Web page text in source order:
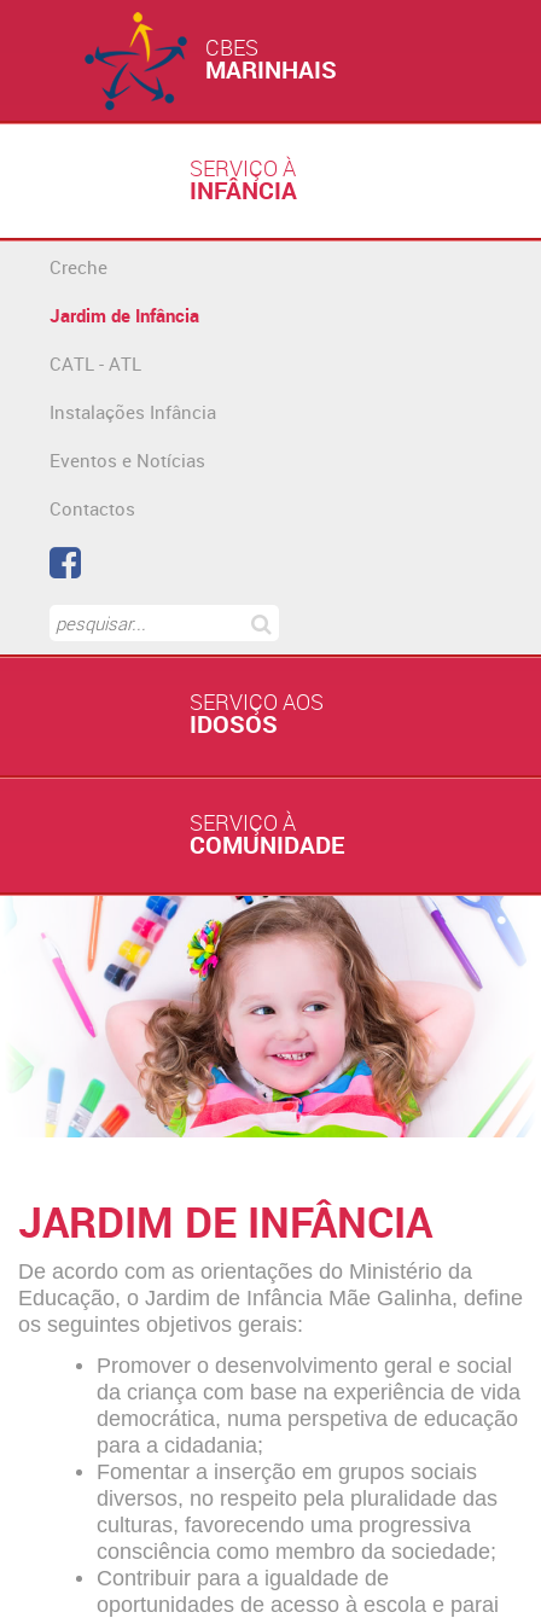
CBES
MARINHAIS
SERVIÇO À
INFÂNCIA
Creche
Jardim de Infância
CATL - ATL
Instalações Infância
Eventos e Notícias
Contactos
SERVIÇO AOS
IDOSOS
SERVIÇO À
COMUNIDADE
JARDIM DE INFÂNCIA
De acordo com as orientações do Ministério da
Educação, o Jardim de Infância Mãe Galinha, define
os seguintes objetivos gerais:
Promover o desenvolvimento geral e social
da criança com base na experiência de vida
democrática, numa perspetiva de educação
para a cidadania;
Fomentar a inserção em grupos sociais
diversos, no respeito pela pluralidade das
culturas, favorecendo uma progressiva
consciência como membro da sociedade;
Contribuir para a igualdade de
oportunidades de acesso à escola e parai